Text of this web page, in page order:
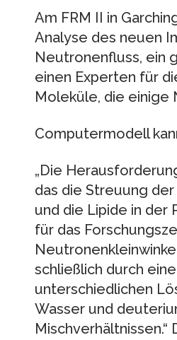
Am FRM II in
Analyse des neuen
Neutronenfluss, ein
einen Experten für
Moleküle, die einige
Computermodell
„Die
das die Streuung
und die Lipide in der
für das
schließlich durch
unterschiedlichen
Wasser und